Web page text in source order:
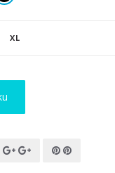
XL